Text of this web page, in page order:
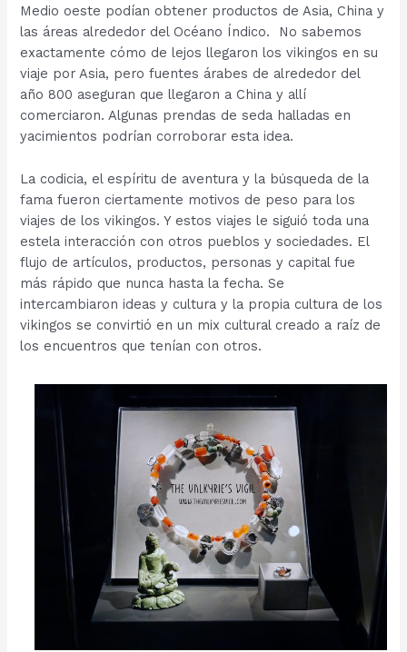
Medio oeste podían obtener productos de Asia, China y
las áreas alrededor del Océano Índico. No sabemos
exactamente cómo de lejos llegaron los vikingos en su
viaje por Asia, pero fuentes árabes de alrededor del
año 800 aseguran que llegaron a China y allí
comerciaron. Algunas prendas de seda halladas en
yacimientos podrían corroborar esta idea.
La codicia, el espíritu de aventura y la búsqueda de la
fama fueron ciertamente motivos de peso para los
viajes de los vikingos. Y estos viajes le siguió toda una
estela interacción con otros pueblos y sociedades. El
flujo de artículos, productos, personas y capital fue
más rápido que nunca hasta la fecha. Se
intercambiaron ideas y cultura y la propia cultura de los
vikingos se convirtió en un mix cultural creado a raíz de
los encuentros que tenían con otros.